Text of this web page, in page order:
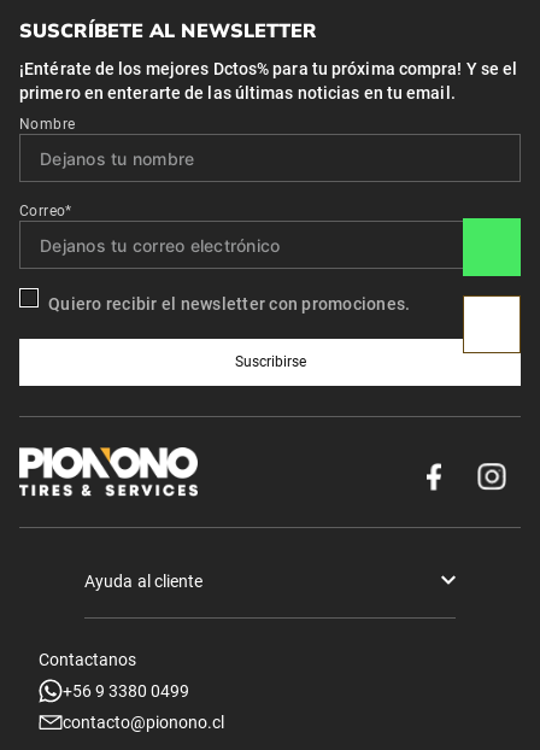
SUSCRÍBETE AL NEWSLETTER
¡Entérate de los mejores Dctos% para tu próxima compra! Y se el
primero en enterarte de las últimas noticias en tu email.
Nombre
Correo*
Quiero recibir el newsletter con promociones.
Suscribirse
Ayuda al cliente
Mis pedidos
Contactanos
+56 9 3380 0499
contacto@pionono.cl